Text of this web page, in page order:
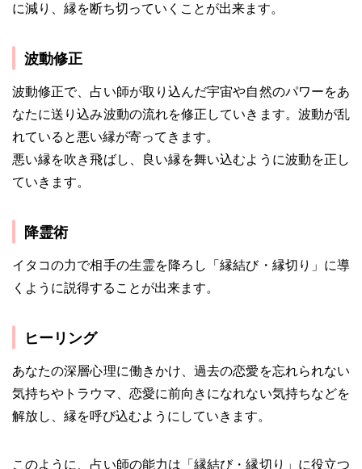
に減り、縁を断ち切っていくことが出来ます。
波動修正
波動修正で、占い師が取り込んだ宇宙や自然のパワーをあ
なたに送り込み波動の流れを修正していきます。波動が乱
れていると悪い縁が寄ってきます。
悪い縁を吹き飛ばし、良い縁を舞い込むように波動を正し
ていきます。
降霊術
イタコの力で相手の生霊を降ろし「縁結び・縁切り」に導
くように説得することが出来ます。
ヒーリング
あなたの深層心理に働きかけ、過去の恋愛を忘れられない
気持ちやトラウマ、恋愛に前向きになれない気持ちなどを
解放し、縁を呼び込むようにしていきます。
このように、占い師の能力は「縁結び・縁切り」に役立つ